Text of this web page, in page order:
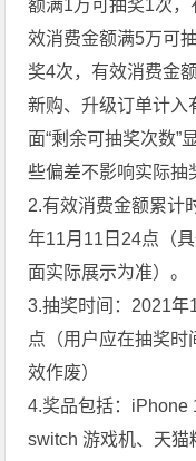
额满1万可抽奖1次
效消费金额满5万可
奖4次，有效消费金
新购、升级订单计入
面“剩余可抽奖次数”
些偏差不影响实际抽
2.有效消费金额累计
年11月11日24点（
面实际展示为准）。
3.抽奖时间：2021
点（用户应在抽奖
效作废）
4.奖品包括：iPhone
switch 游戏机、天